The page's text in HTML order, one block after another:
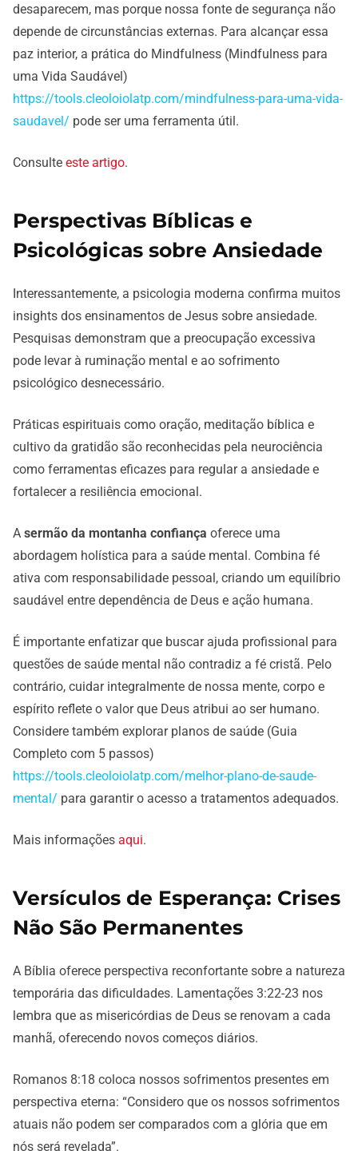
desaparecem, mas porque nossa fonte de segurança não
depende de circunstâncias externas. Para alcançar essa
paz interior, a prática do Mindfulness (Mindfulness para
uma Vida Saudável)
https://tools.cleoloiolatp.com/mindfulness-para-uma-vida-
saudavel/ pode ser uma ferramenta útil.
Consulte este artigo.
Perspectivas Bíblicas e
Psicológicas sobre Ansiedade
Interessantemente, a psicologia moderna confirma muitos
insights dos ensinamentos de Jesus sobre ansiedade.
Pesquisas demonstram que a preocupação excessiva
pode levar à ruminação mental e ao sofrimento
psicológico desnecessário.
Práticas espirituais como oração, meditação bíblica e
cultivo da gratidão são reconhecidas pela neurociência
como ferramentas eficazes para regular a ansiedade e
fortalecer a resiliência emocional.
A sermão da montanha confiança oferece uma
abordagem holística para a saúde mental. Combina fé
ativa com responsabilidade pessoal, criando um equilíbrio
saudável entre dependência de Deus e ação humana.
É importante enfatizar que buscar ajuda profissional para
questões de saúde mental não contradiz a fé cristã. Pelo
contrário, cuidar integralmente de nossa mente, corpo e
espírito reflete o valor que Deus atribui ao ser humano.
Considere também explorar planos de saúde (Guia
Completo com 5 passos)
https://tools.cleoloiolatp.com/melhor-plano-de-saude-
mental/ para garantir o acesso a tratamentos adequados.
Mais informações aqui.
Versículos de Esperança: Crises
Não São Permanentes
A Bíblia oferece perspectiva reconfortante sobre a natureza
temporária das dificuldades. Lamentações 3:22-23 nos
lembra que as misericórdias de Deus se renovam a cada
manhã, oferecendo novos começos diários.
Romanos 8:18 coloca nossos sofrimentos presentes em
perspectiva eterna: “Considero que os nossos sofrimentos
atuais não podem ser comparados com a glória que em
nós será revelada”.